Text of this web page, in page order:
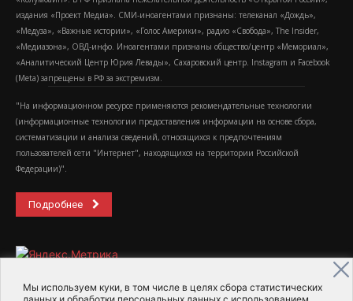
Мы используем куки, в том числе в целях сбора статистических
данных и обработки персональных данных с использованием
издания «Проект Медиа». СМИ-иноагентами признаны: телеканал «Дождь»,
«Медуза», «Важные истории», «Голос Америки», радио «Свобода», The Insider,
«Медиазона», ОВД-инфо. Иноагентами признаны общество/центр «Мемориал»,
«Аналитический Центр Юрия Левады», Сахаровский центр. Instagram и Facebook
(Metа) запрещены в РФ за экстремизм.
"На информационном ресурсе применяются рекомендательные технологии
(информационные технологии предоставления информации на основе сбора,
систематизации и анализа сведений, относящихся к предпочтениям
пользователей сети "Интернет", находящихся на территории Российской
Федерации)".
Подробнее